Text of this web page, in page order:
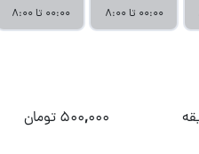
۰۰:۰۰ تا ۸:۰۰ ۰۰:۰۰ تا ۸:۰۰
۵۰۰,۰۰۰ تومان